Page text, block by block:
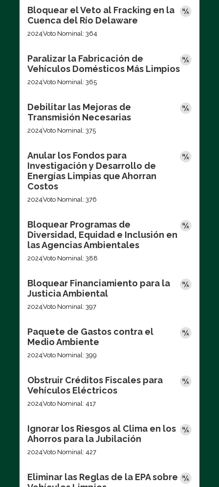
Bloquear el Veto al Fracking en la
Cuenca del Río Delaware
2024Voto Nominal: 364
Paralizar la Fabricación de
Vehículos Domésticos Más Limpios
2024Voto Nominal: 365
Debilitar las Mejoras de
Transmisión Necesarias
2024Voto Nominal: 375
Anular los Fondos para
Investigación y Desarrollo de
Energías Limpias que Ahorran
Costos
2024Voto Nominal: 376
Bloquear Programas de
Diversidad, Equidad e Inclusión en
las Agencias Ambientales
2024Voto Nominal: 388
Bloquear Financiamiento para la
Justicia Ambiental
2024Voto Nominal: 397
Paquete de Gastos contra el
Medio Ambiente
2024Voto Nominal: 399
Obstruir Créditos Fiscales para
Vehículos Eléctricos
2024Voto Nominal: 417
Ignorar los Riesgos al Clima en los
Ahorros para la Jubilación
2024Voto Nominal: 427
Eliminar las Reglas de la EPA sobre